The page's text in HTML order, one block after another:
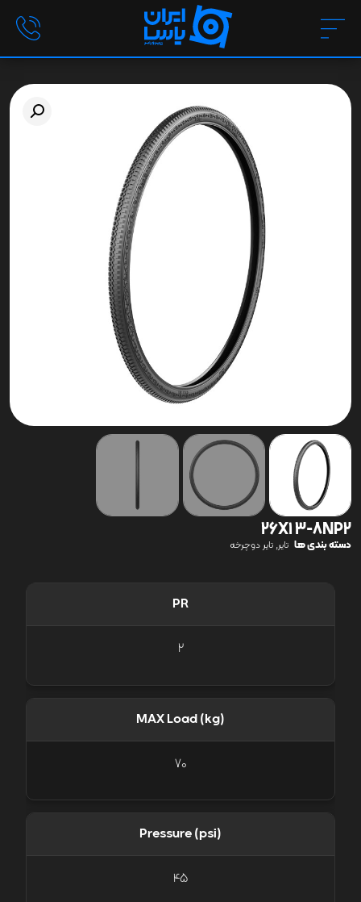
26X1 3-8NP2
دسته بندی ها تایر, تایر دوچرخه
PR
2
MAX Load (kg)
70
Pressure (psi)
45